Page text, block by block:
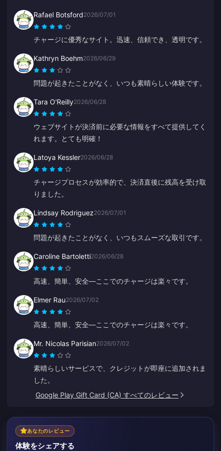
Rafael Botsford2026/07/01
チャージに優秀なサイト。迅速、信頼でき、透明です。
Kathryn Boehm2026/06/29
問題が起きたことがなく、いつも素晴らしい体験です。
Tara O'Reilly2026/06/28
ウェブサイトが決済前に必要な情報をすべて提供してく
れます。とても明確！
Latoya Kessler2026/06/28
チャージプロセスが効率的で、決済直後に残高を受け取
りました。
Lindsay Rodriguez2026/07/01
問題が起きたことがなく、いつもスムーズな取引です。
Caroline Bartoletti2026/06/28
高速、簡単、安全—ここでのチャージは楽々です。
Elmer Rau2026/07/02
高速、簡単、安全—ここでのチャージは楽々です。
Mr. Nicolas Parisian2026/07/02
素晴らしいサービスで、クレジットが即座に追加されま
した。
Google Play Gift Card (CA) すべてのレビュー
あなたのレビュー
体験をシェアする